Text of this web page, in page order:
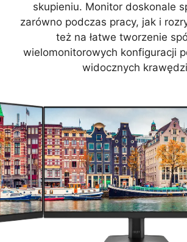
skupieniu. Monitor doskonale
zarówno podczas pracy, jak i
też na łatwe tworzenie
wielomonitorowych konfiguracji
widocznych